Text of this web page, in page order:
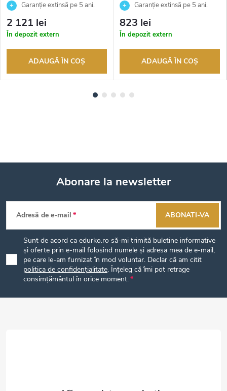
Garanție extinsă pe 5 ani.
Până la 100 de zile pentru
returnarea bunurilor. Vânzător
autorizat
2 121 lei
În depozit extern
ADAUGĂ ÎN COŞ
Garanție extinsă pe 5 ani.
Până la 100 de zile pentru
returnarea bunurilor. Vânzător
autorizat
823 lei
În depozit extern
ADAUGĂ ÎN COŞ
S
u
b
o
Abonare la newsletter
Adresă de e-mail
Sunt de acord ca edurko.ro să-mi trimită buletine informative
și oferte prin e-mail folosind numele și adresa mea de e-mail,
pe care le-am furnizat în mod voluntar. Declar că am citit
politica de confidențialitate. Înțeleg că îmi pot retrage
consimțământul în orice moment.
ABONATI-VA